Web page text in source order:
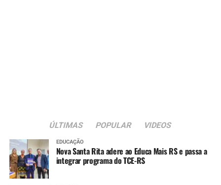
ÚLTIMAS POPULAR VIDEOS
EDUCAÇÃO
Nova Santa Rita adere ao Educa Mais RS e passa a
integrar programa do TCE-RS